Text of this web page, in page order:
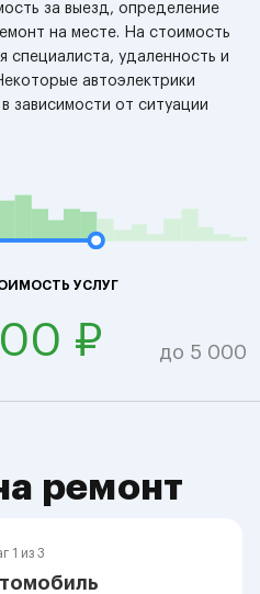
за выезд, определение
на месте. На стоимость
специалиста, удаленность и
автоэлектрики
зависимости от ситуации
УСЛУГ
₽ до 5 000
ремонт
1 из 3